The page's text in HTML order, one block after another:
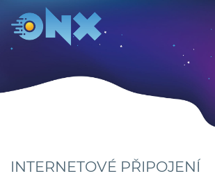
INTERNETOVÉ PŘIPOJENÍ